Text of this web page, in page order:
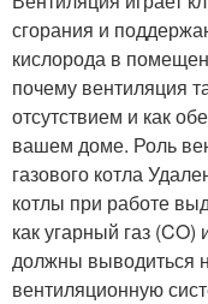
сгорания и
кислорода в
почему вентиляция
отсутствием и как
вашем доме. Роль
газового котла
котлы при работе
как угарный газ
должны выводиться
вентиляционную